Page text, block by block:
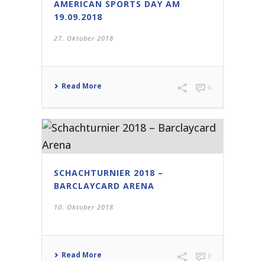
AMERICAN SPORTS DAY AM
19.09.2018
27. Oktober 2018
Read More 0
SCHACHTURNIER 2018 –
BARCLAYCARD ARENA
10. Oktober 2018
Read More 0